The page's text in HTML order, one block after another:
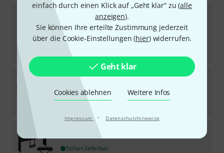
einfach durch einen Klick auf „Geht klar“ zu (alle
anzeigen).
Sie können Ihre erteilte Zustimmung jederzeit
über die Cookie-Einstellungen (hier) widerrufen.
Geht klar
Cookies ablehnen Weitere Infos
Impressum · Datenschutzhinweise
RolandFP-30X WH
87
Sofort lieferbar
639 €
-32%
ThomannStage Piano Bag L
Sofort lieferbar
P-225 B Home Bundle
Sofort lieferbar